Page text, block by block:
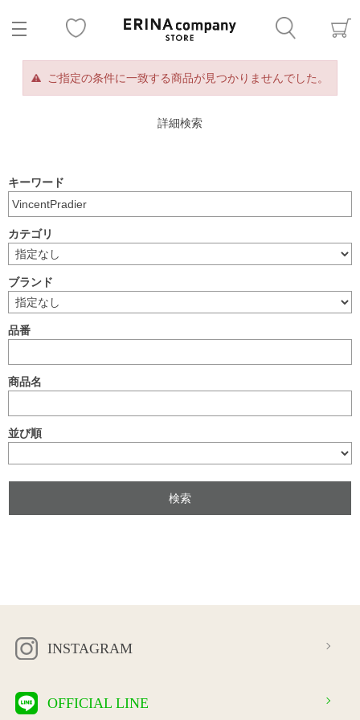
詳細検索
ご指定の条件に一致する商品が見つかりませんでした。
キーワード
カテゴリ
ブランド
品番
商品名
並び順
INSTAGRAM
OFFICIAL LINE